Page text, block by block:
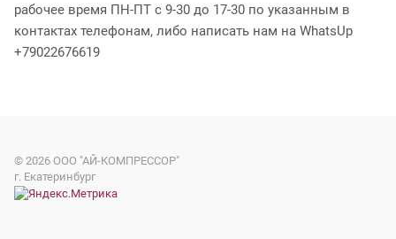
рабочее время ПН-ПТ с 9-30 до 17-30 по указанным в
контактах телефонам, либо написать нам на WhatsUp
+79022676619
© 2026 ООО "АЙ-КОМПРЕССОР"
г. Екатеринбург